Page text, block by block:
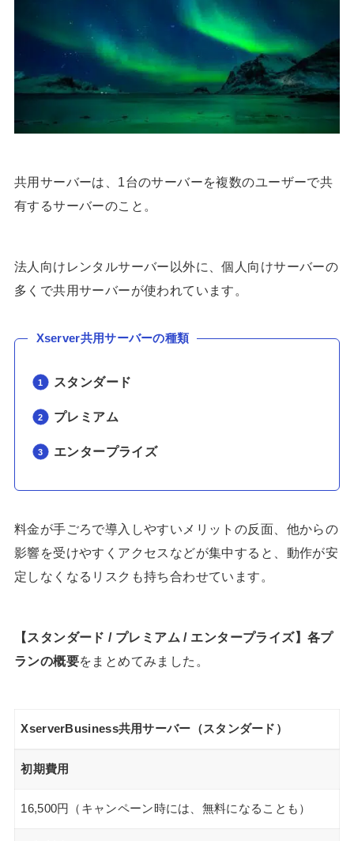
共用サーバーは、1台のサーバーを複数のユーザーで共
有するサーバーのこと。
法人向けレンタルサーバー以外に、個人向けサーバーの
多くで共用サーバーが使われています。
Xserver共用サーバーの種類
スタンダード
プレミアム
エンタープライズ
料金が手ごろで導入しやすいメリットの反面、他からの
影響を受けやすくアクセスなどが集中すると、動作が安
定しなくなるリスクも持ち合わせています。
【スタンダード / プレミアム / エンタープライズ】各プ
ランの概要をまとめてみました。
XserverBusiness共用サーバー（スタンダード）
初期費用
16,500円（キャンペーン時には、無料になることも）